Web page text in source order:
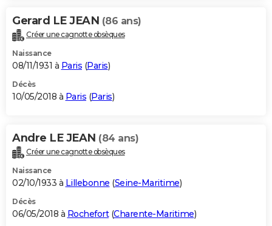
Gerard LE JEAN (86 ans)
Créer une cagnotte obsèques
Naissance
08/11/1931 à Paris (Paris)
Décès
10/05/2018 à Paris (Paris)
Andre LE JEAN (84 ans)
Créer une cagnotte obsèques
Naissance
02/10/1933 à Lillebonne (Seine-Maritime)
Décès
06/05/2018 à Rochefort(Charente-Maritime)